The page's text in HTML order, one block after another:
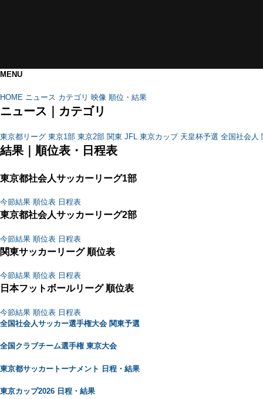
MENU
HOME ニュース カテゴリ 映像 順位・結果
ニュース｜カテゴリ
東京都リーグ 東京1部 東京2部 関東 JFL 東京カップ 天皇杯予選 全国社会人
結果｜順位表・日程表
東京都社会人サッカーリーグ1部
今節結果 順位表 日程表
東京都社会人サッカーリーグ2部
今節結果 順位表 日程表
関東サッカーリーグ 順位表
今節結果 順位表 日程表
日本フットボールリーグ 順位表
今節結果 順位表 日程表
全国社会人サッカー選手権大会 関東予選
全国クラブチーム選手権 東京大会
東京都サッカートーナメント 日程・結果
東京カップ2026 日程・結果